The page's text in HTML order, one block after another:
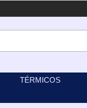
TÉRMICOS